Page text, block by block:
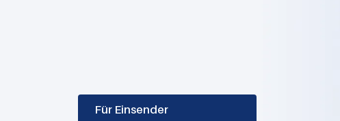
Für Einsender